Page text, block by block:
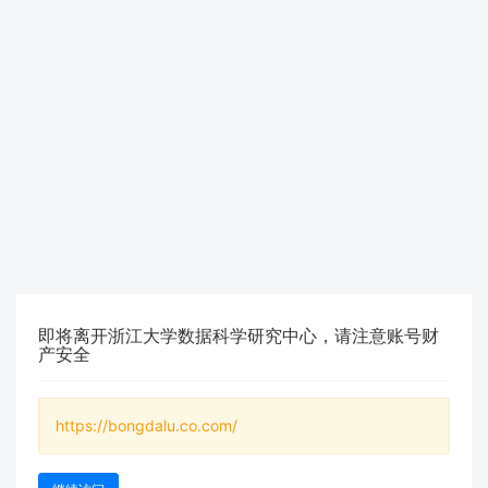
即将离开浙江大学数据科学研究中心，请注意账号财
产安全
https://bongdalu.co.com/